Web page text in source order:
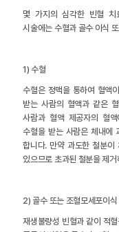
몇 가지의 심각한 빈혈 치
시술에는 수혈과 골수 이식
1) 수혈
수혈은 정맥을 통하여 혈액
받는 사람의 혈액과 같은
사람과 혈액 제공자의 혈
수혈을 받는 사람은 체내에
합니다. 만약 과도한 철분
있으므로 초과된 철분을 제
2) 골수 또는 조혈모세포이식
재생불량성 빈혈과 같이 적